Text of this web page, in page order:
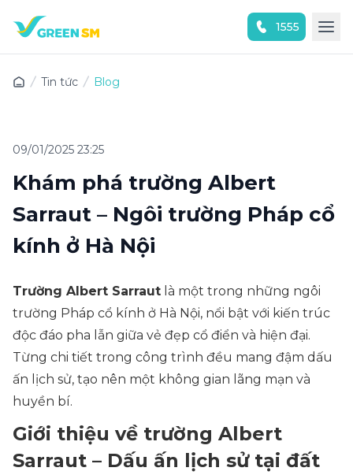
1555
Tin tức Blog
09/01/2025 23:25
Khám phá trường Albert
Sarraut – Ngôi trường Pháp cổ
kính ở Hà Nội
Trường Albert Sarraut là một trong những ngôi
trường Pháp cổ kính ở Hà Nội, nổi bật với kiến trúc
độc đáo pha lẫn giữa vẻ đẹp cổ điển và hiện đại.
Từng chi tiết trong công trình đều mang đậm dấu
ấn lịch sử, tạo nên một không gian lãng mạn và
huyền bí.
Giới thiệu về trường Albert
Sarraut – Dấu ấn lịch sử tại đất